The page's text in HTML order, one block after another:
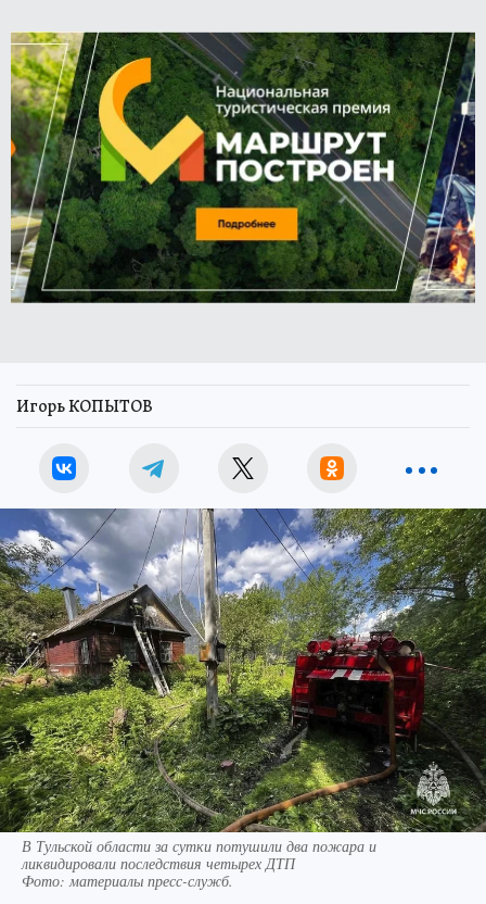
Игорь КОПЫТОВ
В Тульской области за сутки потушили два пожара и
ликвидировали последствия четырех ДТП
Фото:материалы пресс-служб.